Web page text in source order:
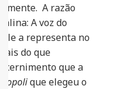
A razão
A voz do
ele a representa no
do que
que a
popolique elegeu o